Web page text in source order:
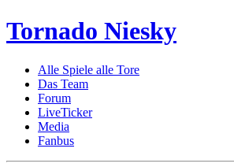
Tornado Niesky
Alle Spiele alle Tore
Das Team
Forum
LiveTicker
Media
Fanbus